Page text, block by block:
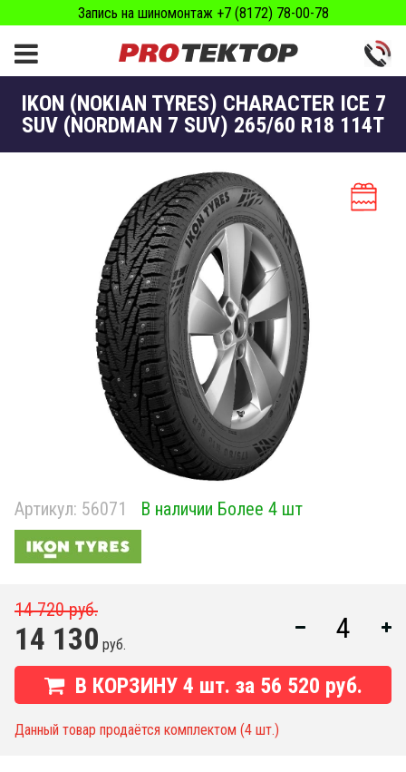
Запись на шиномонтаж +7 (8172) 78-00-78
IKON (NOKIAN TYRES) CHARACTER ICE 7
SUV (NORDMAN 7 SUV) 265/60 R18 114T
Артикул: 56071 В наличии Более 4 шт
14 720 руб.
14 130 руб.
В КОРЗИНУ 4 шт. за 56 520 руб.
Данный товар продаётся комплектом (4 шт.)